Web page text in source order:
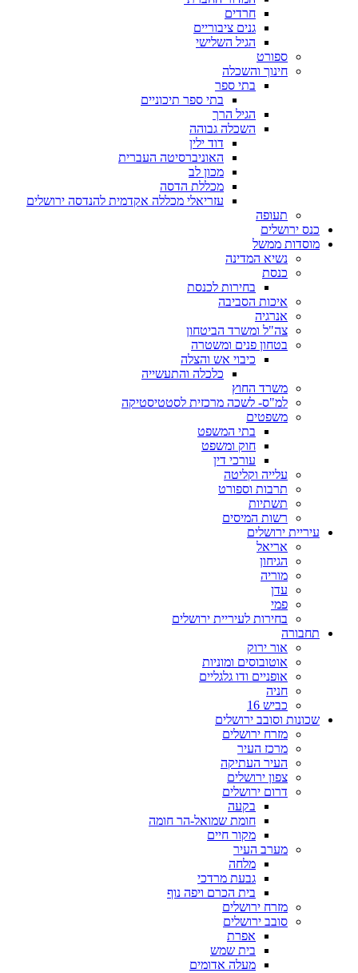
חרדים
גנים ציבוריים
הגיל השלישי
ספורט
חינוך והשכלה
בתי ספר
בתי ספר תיכוניים
הגיל הרך
השכלה גבוהה
דוד ילין
האוניברסיטה העברית
מכון לב
מכללת הדסה
עזריאלי מכללה אקדמית להנדסה ירושלים
תעופה
כנס ירושלים
מוסדות ממשל
נשיא המדינה
כנסת
בחירות לכנסת
איכות הסביבה
אנרגיה
צה"ל ומשרד הביטחון
בטחון פנים ומשטרה
כיבוי אש והצלה
כלכלה והתעשייה
משרד החוץ
למ"ס- לשכה מרכזית לסטטיסטיקה
משפטים
בתי המשפט
חוק ומשפט
עורכי דין
עלייה וקליטה
תרבות וספורט
תשתיות
רשות המיסים
עיריית ירושלים
אריאל
הגיחון
מוריה
עדן
פמי
בחירות לעיריית ירושלים
תחבורה
אור ירוק
אוטובוסים ומוניות
אופניים ודו גלגליים
חניה
כביש 16
שכונות וסובב ירושלים
מזרח ירושלים
מרכז העיר
העיר העתיקה
צפון ירושלים
דרום ירושלים
בקעה
חומת שמואל-הר חומה
מקור חיים
מערב העיר
מלחה
גבעת מרדכי
בית הכרם ויפה נוף
מזרח ירושלים
סובב ירושלים
אפרת
בית שמש
מעלה אדומים